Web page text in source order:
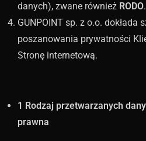
danych), zwane również RODO.
GUNPOINT sp. z o.o.
poszanowania prywatności
Stronę internetową.
1 Rodzaj przetwarzanych
prawna